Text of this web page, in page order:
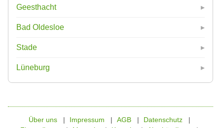
Geesthacht
Bad Oldesloe
Stade
Lüneburg
Über uns Impressum AGB
Datenschutz